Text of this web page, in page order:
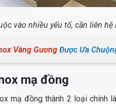
vào nhiều yếu tố, cần liên
Vàng Gương Được Ưa
mạ đồng
mạ đồng thành 2 loại chính